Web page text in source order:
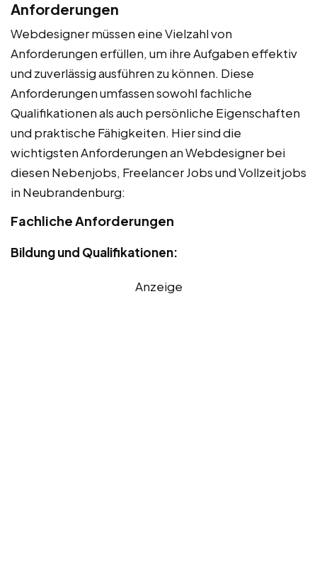
Anforderungen
Webdesigner müssen eine Vielzahl von
Anforderungen erfüllen, um ihre Aufgaben effektiv
und zuverlässig ausführen zu können. Diese
Anforderungen umfassen sowohl fachliche
Qualifikationen als auch persönliche Eigenschaften
und praktische Fähigkeiten. Hier sind die
wichtigsten Anforderungen an Webdesigner bei
diesen Nebenjobs, Freelancer Jobs und Vollzeitjobs
in Neubrandenburg:
Fachliche Anforderungen
Bildung und Qualifikationen:
Anzeige